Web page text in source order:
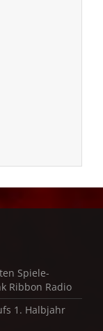
Spiele-
Ribbon Radio
1. Halbjahr